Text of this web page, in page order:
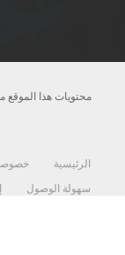
محتويات هذا
الرئيسية
سهولة الوصول